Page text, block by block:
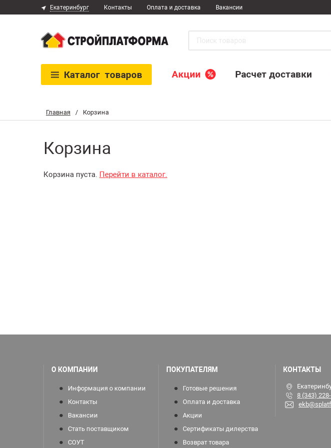
Главная / Корзина
Корзина
Корзина пуста. Перейти в каталог.
Екатеринбург Контакты Оплата и доставка Вакансии
Каталог товаров Акции Расчет доставки
О КОМПАНИИ
Информация о компании
Контакты
Вакансии
Стать поставщиком
СОУТ
ПОКУПАТЕЛЯМ
Готовые решения
Оплата и доставка
Акции
Сертификаты дилерства
Возврат товара
КОНТАКТЫ
8 (343)